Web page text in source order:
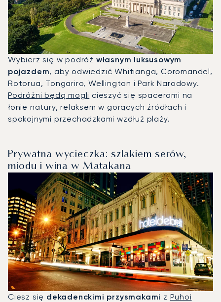
Wybierz się w podróż własnym luksusowym
pojazdem, aby odwiedzić Whitianga, Coromandel,
Rotorua, Tongariro, Wellington i Park Narodowy.
Podróżni będą mogli cieszyć się spacerami na
łonie natury, relaksem w gorących źródłach i
spokojnymi przechadzkami wzdłuż plaży.
Prywatna wycieczka: szlakiem serów,
miodu i wina w Matakana
Ciesz się dekadenckimi przysmakami z Puhoi